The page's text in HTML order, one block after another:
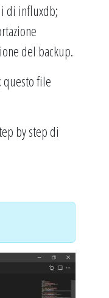
di influxdb;
del backup.
questo file
by step di